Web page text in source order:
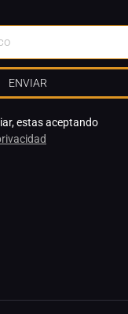
ENVIAR
estas aceptando